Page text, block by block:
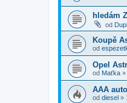
hledám
od
Koupě
od
Opel
od Maťka »
AAA
od diesel »